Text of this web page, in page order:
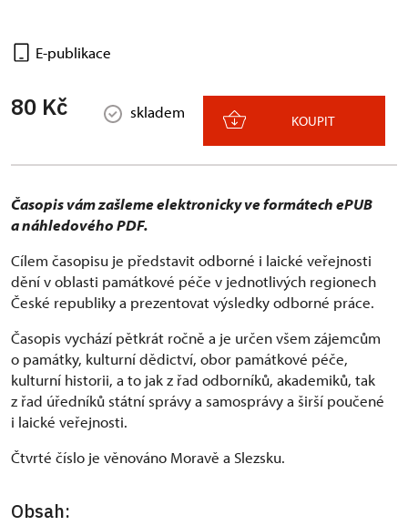
E-publikace
80 Kč skladem KOUPIT
Časopis vám zašleme elektronicky ve formátech ePUB
anáhledového PDF.
Cílem časopisu je představit odborné i laické veřejnosti
dění v oblasti památkové péče v jednotlivých regionech
České republiky a prezentovat výsledky odborné práce.
Časopis vychází pětkrát ročně a je určen všem zájemcům
o památky, kulturní dědictví, obor památkové péče,
kulturní historii, a to jak z řad odborníků, akademiků, tak
z řad úředníků státní správy a samosprávy a širší poučené
i laické veřejnosti.
Čtvrté číslo je věnováno Moravě a Slezsku.
Obsah: